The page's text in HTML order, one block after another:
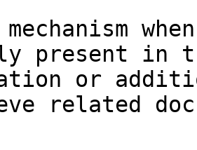
present in
or